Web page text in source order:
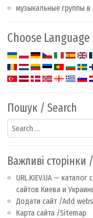
музыкальные группы в
Choose Language
Пошук / Search
Search
Важливі
URL.KIEV.UA — каталог
сайтов Киева и
Додати сайт /Add
Карта сайта /Sitemap